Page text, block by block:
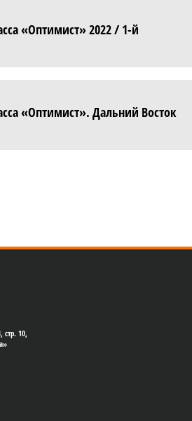
«Оптимист» 2022 / 1-й
«Оптимист». Дальний Восток
10,